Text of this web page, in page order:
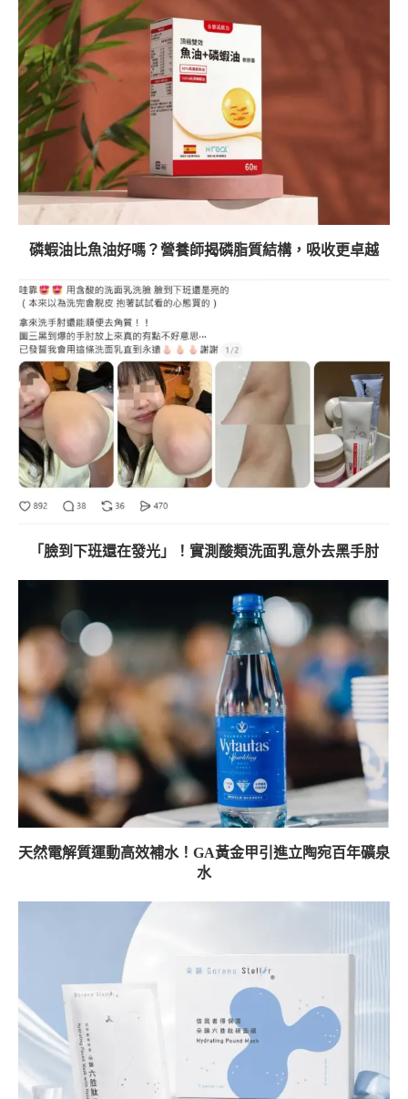
磷蝦油比魚油好嗎？營養師揭磷脂質結構，吸收更卓越
「臉到下班還在發光」！實測酸類洗面乳意外去黑手肘
天然電解質運動高效補水！GA黃金甲引進立陶宛百年礦泉
水